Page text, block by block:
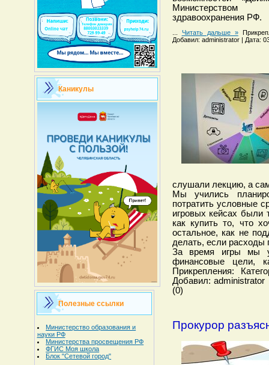
Каникулы
Полезные ссылки
Министерство образования и
науки РФ
Министерства просвещения РФ
ФГИС Моя школа
Блок "Сетевой город"
Министерством
здравоохранения РФ.
Читать дальше »
Добавил: administrator | Дата:
слушали лекцию, а
Мы учились
потратить условные
игровых кейсах были
как купить то, что
остальное, как не
делать, если
За время игры мы
финансовые цели,
Прикрепления:
Добавил:
(0)
Прокурор